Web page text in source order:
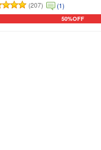
(207)
(1)
50%OFF
カートに追加